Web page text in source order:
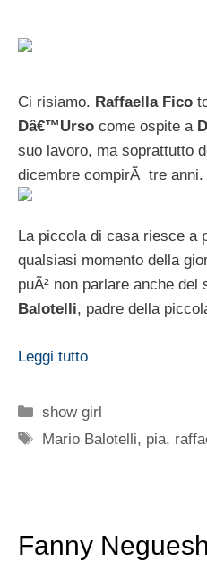
Ci risiamo. Raffaella Fico
Dâ€™Urso come ospite a
suo lavoro, ma soprattutto
dicembre compirÃ tre anni.
La piccola di casa riesce a
qualsiasi momento della
puÃ² non parlare anche del
Balotelli, padre della
Leggi tutto
Categorie
show girl
Tag
Mario Balotelli, pia,
Fanny